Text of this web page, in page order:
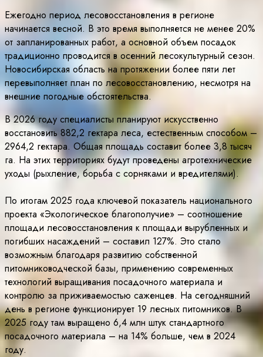
Ежегодно период лесовосстановления в регионе
начинается весной. В это время выполняется не менее 20%
от запланированных работ, а основной объем посадок
традиционно проводится в осенний лесокультурный сезон.
Новосибирская область на протяжении более пяти лет
перевыполняет план по лесовосстановлению, несмотря на
внешние погодные обстоятельства.
В 2026 году специалисты планируют искусственно
восстановить 882,2 гектара леса, естественным способом –
2964,2 гектара. Общая площадь составит более 3,8 тысяч
га. На этих территориях будут проведены агротехнические
уходы (рыхление, борьба с сорняками и вредителями).
По итогам 2025 года ключевой показатель национального
проекта «Экологическое благополучие» – соотношение
площади лесовосстановления к площади вырубленных и
погибших насаждений – составил 127%. Это стало
возможным благодаря развитию собственной
питомниководческой базы, применению современных
технологий выращивания посадочного материала и
контролю за приживаемостью саженцев. На сегодняшний
день в регионе функционирует 19 лесных питомников. В
2025 году там выращено 6,4 млн штук стандартного
посадочного материала – на 14% больше, чем в 2024
году.